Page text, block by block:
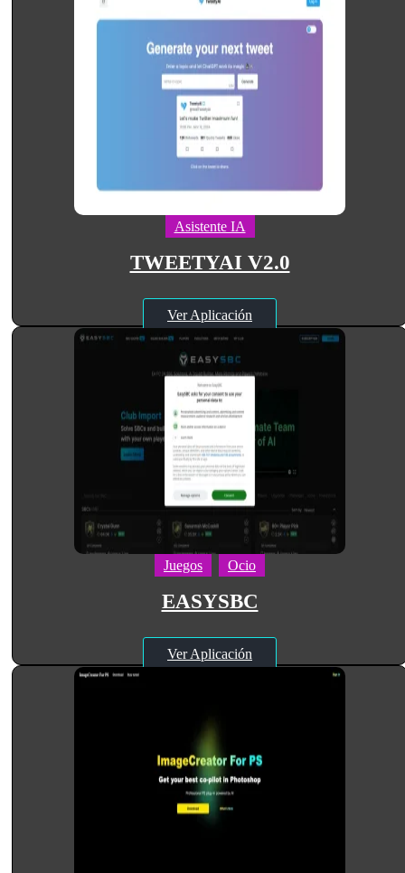
Asistente IA
TWEETYAI V2.0
Ver Aplicación
Juegos Ocio
EASYSBC
Ver Aplicación